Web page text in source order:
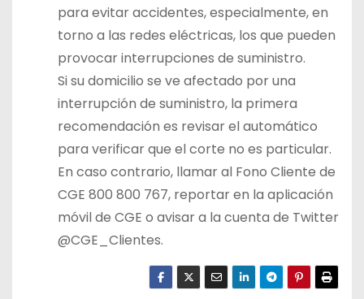
para evitar accidentes, especialmente, en
torno a las redes eléctricas, los que pueden
provocar interrupciones de suministro.
Si su domicilio se ve afectado por una
interrupción de suministro, la primera
recomendación es revisar el automático
para verificar que el corte no es particular.
En caso contrario, llamar al Fono Cliente de
CGE 800 800 767, reportar en la aplicación
móvil de CGE o avisar a la cuenta de Twitter
@CGE_Clientes.